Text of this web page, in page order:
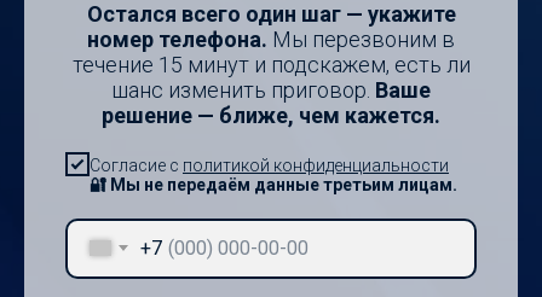
Остался всего один шаг — укажите
номер телефона. Мы перезвоним в
течение 15 минут и подскажем, есть ли
шанс изменить приговор. Ваше
решение — ближе, чем кажется.
Согласие с политикой конфиденциальности
🔐 Мы не передаём данные третьим лицам.
+7